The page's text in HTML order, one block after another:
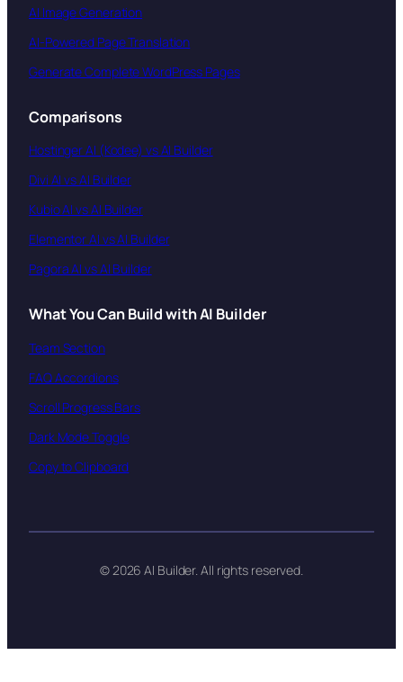
AI Image Generation
AI-Powered Page Translation
Generate Complete WordPress Pages
Comparisons
Hostinger AI (Kodee) vs AI Builder
Divi AI vs AI Builder
Kubio AI vs AI Builder
Elementor AI vs AI Builder
Pagora AI vs AI Builder
What You Can Build with AI Builder
Team Section
FAQ Accordions
Scroll Progress Bars
Dark Mode Toggle
Copy to Clipboard
© 2026 AI Builder. All rights reserved.